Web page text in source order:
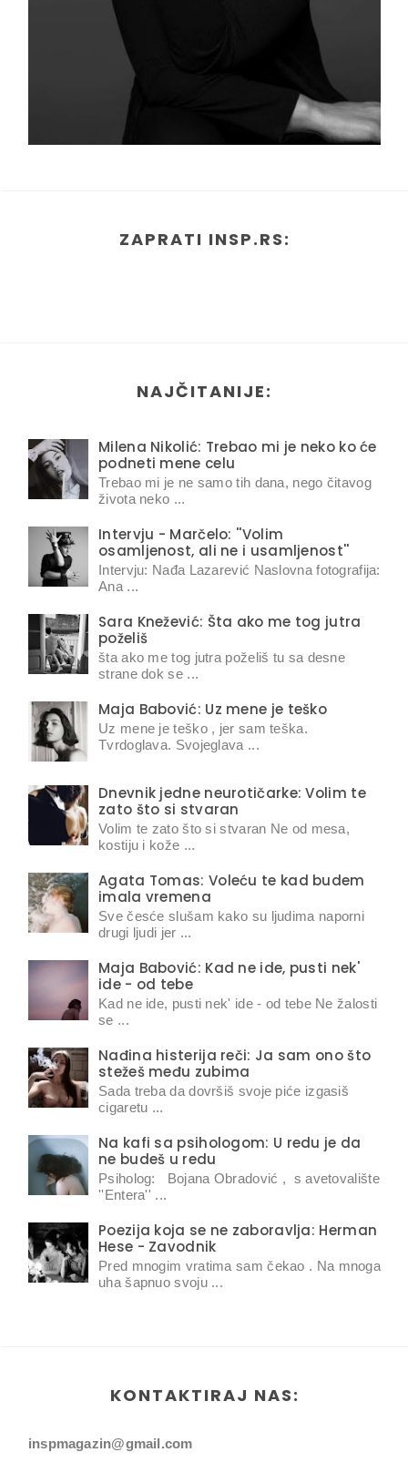
ZAPRATI INSP.RS:
NAJČITANIJE:
Milena Nikolić: Trebao mi je neko ko će
podneti mene celu
Trebao mi je ne samo tih dana, nego čitavog
života neko ...
Intervju - Marčelo: ''Volim
osamljenost, ali ne i usamljenost''
Intervju: Nađa Lazarević Naslovna fotografija:
Ana ...
Sara Knežević: Šta ako me tog jutra
poželiš
šta ako me tog jutra poželiš tu sa desne
strane dok se ...
Maja Babović: Uz mene je teško
Uz mene je teško , jer sam teška.
Tvrdoglava. Svojeglava ...
Dnevnik jedne neurotičarke: Volim te
zato što si stvaran
Volim te zato što si stvaran Ne od mesa,
kostiju i kože ...
Agata Tomas: Voleću te kad budem
imala vremena
Sve česće slušam kako su ljudima naporni
drugi ljudi jer ...
Maja Babović: Kad ne ide, pusti nek'
ide - od tebe
Kad ne ide, pusti nek' ide - od tebe Ne žalosti
se ...
Nađina histerija reči: Ja sam ono što
stežeš među zubima
Sada treba da dovršiš svoje piće izgasiš
cigaretu ...
Na kafi sa psihologom: U redu je da
ne budeš u redu
Psiholog: Bojana Obradović , s avetovalište
''Entera'' ...
Poezija koja se ne zaboravlja: Herman
Hese - Zavodnik
Pred mnogim vratima sam čekao . Na mnoga
uha šapnuo svoju ...
KONTAKTIRAJ NAS:
inspmagazin@gmail.com